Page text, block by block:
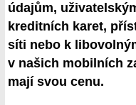
údajům,
kreditních karet,
síti nebo k
v našich mobilních
mají svou cenu.